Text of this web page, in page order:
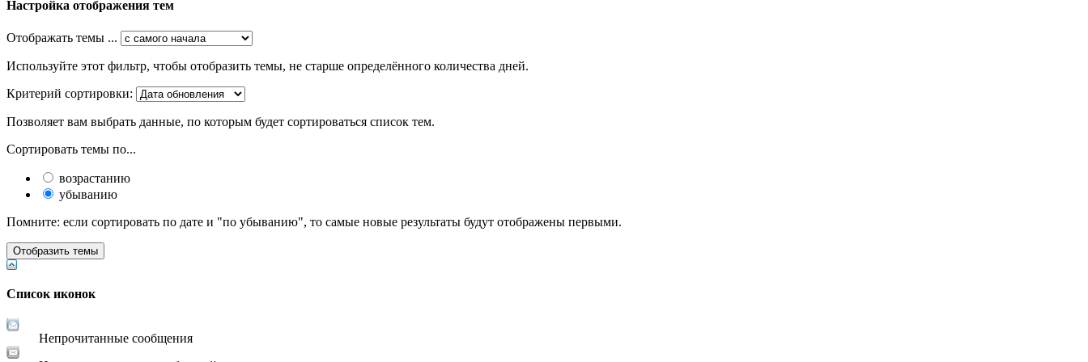
Настройка отображения тем
Отображать темы ...
Используйте этот фильтр, чтобы отобразить темы, не старше определённого количества дней.
Критерий сортировки:
Позволяет вам выбрать данные, по которым будет сортироваться список тем.
Сортировать темы по...
возрастанию
убыванию
Помните: если сортировать по дате и "по убыванию", то самые новые результаты будут отображены первыми.
Список иконок
Непрочитанные сообщения